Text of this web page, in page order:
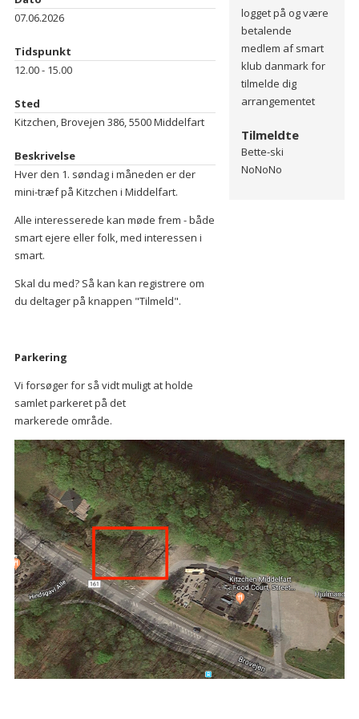
logget på og være
betalende
medlem af smart
klub danmark for
tilmelde dig
arrangementet
Tilmeldte
Bette-ski
NoNoNo
07.06.2026
Tidspunkt
12.00 - 15.00
Sted
Kitzchen, Brovejen 386, 5500 Middelfart
Beskrivelse
Hver den 1. søndag i måneden er der
mini-træf på Kitzchen i Middelfart.
Alle interesserede kan møde frem - både
smart ejere eller folk, med interessen i
smart.
Skal du med? Så kan kan registrere om
du deltager på knappen "Tilmeld".
Parkering
Vi forsøger for så vidt muligt at holde
samlet parkeret på det
markerede område.